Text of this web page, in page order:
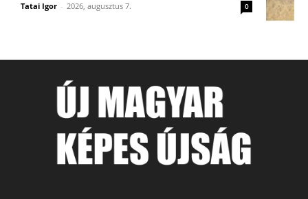
Tatai Igor - 2026, augusztus 7. 0